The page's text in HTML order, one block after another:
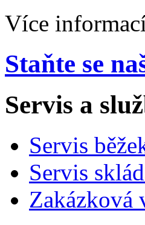
Více
Staňte se
Servis a
Servis
Servis
Zakázková